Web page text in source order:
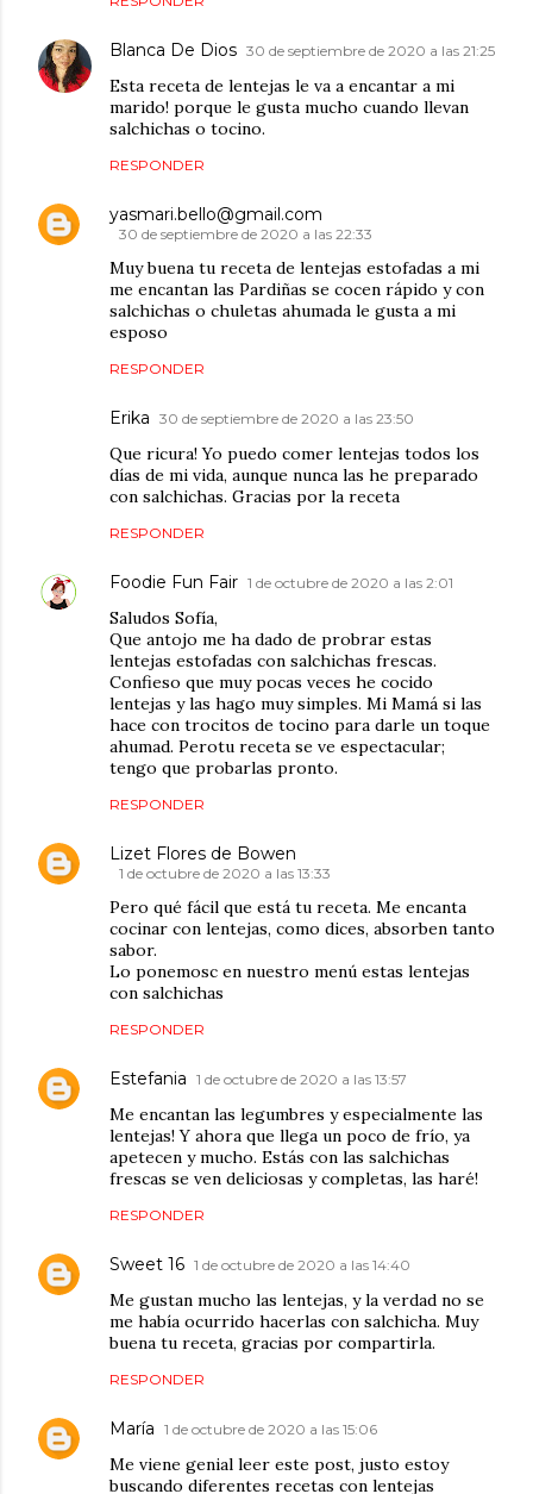
Blanca De Dios 30 de septiembre de 2020 a las 21:25
Esta receta de lentejas le va a encantar a mi
marido! porque le gusta mucho cuando llevan
salchichas o tocino.
RESPONDER
yasmari.bello@gmail.com
30 de septiembre de 2020 a las 22:33
Muy buena tu receta de lentejas estofadas a mi
me encantan las Pardiñas se cocen rápido y con
salchichas o chuletas ahumada le gusta a mi
esposo
RESPONDER
Erika 30 de septiembre de 2020 a las 23:50
Que ricura! Yo puedo comer lentejas todos los
días de mi vida, aunque nunca las he preparado
con salchichas. Gracias por la receta
RESPONDER
Foodie Fun Fair 1 de octubre de 2020 a las 2:01
Saludos Sofía,
Que antojo me ha dado de probrar estas
lentejas estofadas con salchichas frescas.
Confieso que muy pocas veces he cocido
lentejas y las hago muy simples. Mi Mamá si las
hace con trocitos de tocino para darle un toque
ahumad. Perotu receta se ve espectacular;
tengo que probarlas pronto.
RESPONDER
Lizet Flores de Bowen
1 de octubre de 2020 a las 13:33
Pero qué fácil que está tu receta. Me encanta
cocinar con lentejas, como dices, absorben tanto
sabor.
Lo ponemosc en nuestro menú estas lentejas
con salchichas
RESPONDER
Estefania 1 de octubre de 2020 a las 13:57
Me encantan las legumbres y especialmente las
lentejas! Y ahora que llega un poco de frío, ya
apetecen y mucho. Estás con las salchichas
frescas se ven deliciosas y completas, las haré!
RESPONDER
Sweet 16 1 de octubre de 2020 a las 14:40
Me gustan mucho las lentejas, y la verdad no se
me había ocurrido hacerlas con salchicha. Muy
buena tu receta, gracias por compartirla.
RESPONDER
María 1 de octubre de 2020 a las 15:06
Me viene genial leer este post, justo estoy
buscando diferentes recetas con lentejas